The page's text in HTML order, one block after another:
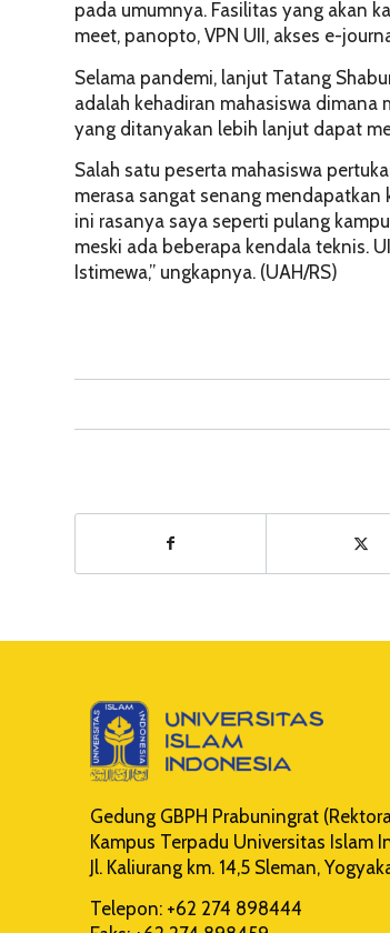
pada umumnya. Fasilitas yang akan
meet, panopto, VPN UII, akses e-
Selama pandemi, lanjut Tatang
adalah kehadiran mahasiswa dimana
yang ditanyakan lebih lanjut dapat
Salah satu peserta mahasiswa
merasa sangat senang mendapatkan
ini rasanya saya seperti pulang
meski ada beberapa kendala teknis.
Istimewa,” ungkapnya. (UAH/RS)
Gedung GBPH Prabuningrat
Kampus Terpadu Universitas Islam
Jl. Kaliurang km. 14,5 Sleman,
Telepon: +62 274 898444